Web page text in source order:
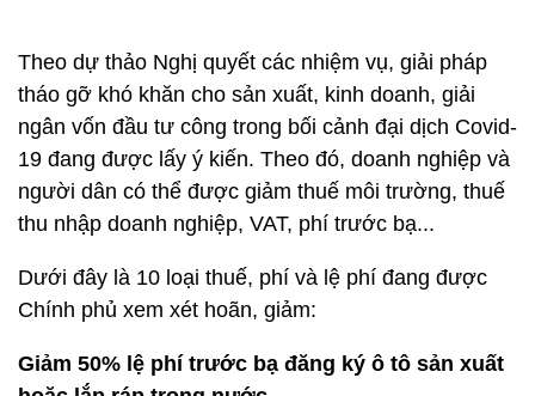
Theo dự thảo Nghị quyết các nhiệm vụ, giải pháp
tháo gỡ khó khăn cho sản xuất, kinh doanh, giải
ngân vốn đầu tư công trong bối cảnh đại dịch Covid-
19 đang được lấy ý kiến. Theo đó, doanh nghiệp và
người dân có thể được giảm thuế môi trường, thuế
thu nhập doanh nghiệp, VAT, phí trước bạ...
Dưới đây là 10 loại thuế, phí và lệ phí đang được
Chính phủ xem xét hoãn, giảm:
Giảm 50% lệ phí trước bạ đăng ký ô tô sản xuất